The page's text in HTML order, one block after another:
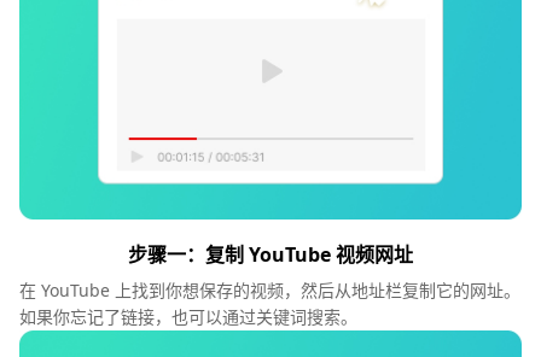
步骤一：复制 YouTube 视频网址
在 YouTube 上找到你想保存的视频，然后从地址栏复制它的网址。
如果你忘记了链接，也可以通过关键词搜索。